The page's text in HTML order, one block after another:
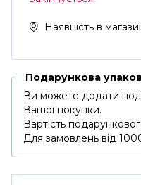
Наявність в
Подарункова
Ви можете додати
Вашої покупки.
Вартість
Для замовлень від